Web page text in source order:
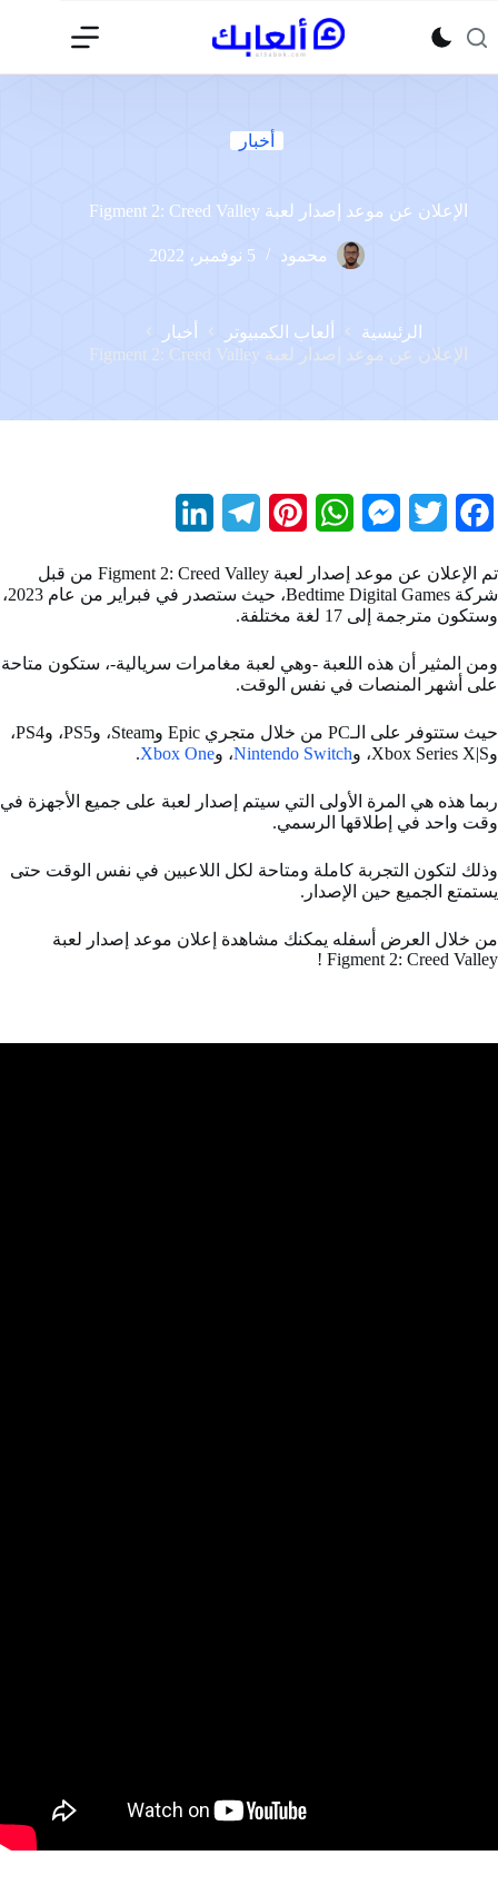
إلى
المحتوى
أخبار
الإعلان عن موعد إصدار لعبة Figment 2: Creed Valley
محمود 5 نوفمبر، 2022
الرئيسية ألعاب الكمبيوتر
أخبار
الإعلان عن موعد إصدار لعبة Figment 2: Creed Valley
c
e
b
o
i
t
t
r
M
s
s
e
g
r
W
a
t
s
p
n
t
e
r
e
l
g
a
n
e
I
تم الإعلان عن موعد إصدار لعبة Figment 2: Creed Valley من قبل
شركة Bedtime Digital Games، حيث ستصدر في فبراير من عام 2023،
وستكون مترجمة إلى 17 لغة مختلفة.
ومن المثير أن هذه اللعبة -وهي لعبة مغامرات سريالية-، ستكون متاحة
على أشهر المنصات في نفس الوقت.
حيث ستتوفر على الـPC من خلال متجري Epic وSteam، وPS5، وPS4،
وXbox Series X|S، و
Nintendo Switch، وXbox One
.
ربما هذه هي المرة الأولى التي سيتم إصدار لعبة على جميع الأجهزة في
وقت واحد في إطلاقها الرسمي.
وذلك لتكون التجربة كاملة ومتاحة لكل اللاعبين في نفس الوقت حتى
يستمتع الجميع حين الإصدار.
من خلال العرض أسفله يمكنك مشاهدة إعلان موعد إصدار لعبة
Figment 2: Creed Valley
!